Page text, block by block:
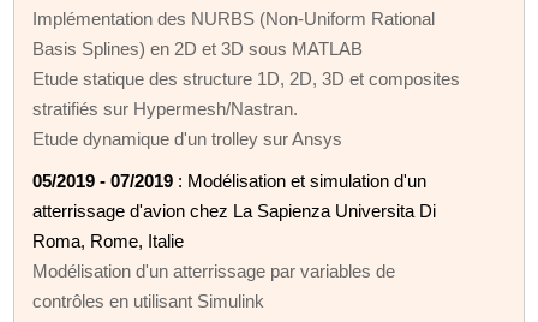
Implémentation des NURBS (Non‑Uniform Rational
Basis Splines) en 2D et 3D sous MATLAB
Etude statique des structure 1D, 2D, 3D et composites
stratifiés sur Hypermesh/Nastran.
Etude dynamique d'un trolley sur Ansys
05/2019 - 07/2019 : Modélisation et simulation d'un
atterrissage d'avion chez La Sapienza Universita Di
Roma, Rome, Italie
Modélisation d'un atterrissage par variables de
contrôles en utilisant Simulink